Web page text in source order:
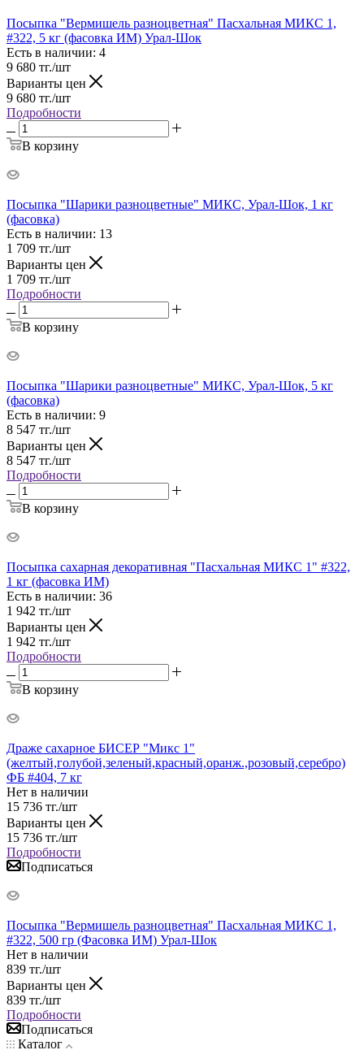
Посыпка "Вермишель разноцветная" Пасхальная МИКС 1,
#322, 5 кг (фасовка ИМ) Урал-Шок
Есть в наличии: 4
9 680 тг./шт
Варианты цен
9 680 тг./шт
Подробности
В корзину
Посыпка "Шарики разноцветные" МИКС, Урал-Шок, 1 кг
(фасовка)
Есть в наличии: 13
1 709 тг./шт
Варианты цен
1 709 тг./шт
Подробности
В корзину
Посыпка "Шарики разноцветные" МИКС, Урал-Шок, 5 кг
(фасовка)
Есть в наличии: 9
8 547 тг./шт
Варианты цен
8 547 тг./шт
Подробности
В корзину
Посыпка сахарная декоративная "Пасхальная МИКС 1" #322,
1 кг (фасовка ИМ)
Есть в наличии: 36
1 942 тг./шт
Варианты цен
1 942 тг./шт
Подробности
В корзину
Драже сахарное БИСЕР "Микс 1"
(желтый,голубой,зеленый,красный,оранж.,розовый,серебро)
ФБ #404, 7 кг
Нет в наличии
15 736 тг./шт
Варианты цен
15 736 тг./шт
Подробности
Подписаться
Посыпка "Вермишель разноцветная" Пасхальная МИКС 1,
#322, 500 гр (Фасовка ИМ) Урал-Шок
Нет в наличии
839 тг./шт
Варианты цен
839 тг./шт
Подробности
Подписаться
Каталог